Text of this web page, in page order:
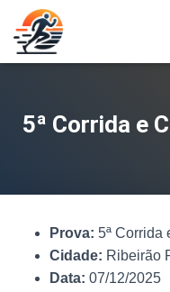
5ª Corrida e
Prova: 5ª Corrida
Cidade: Ribeirão
Data: 07/12/2025